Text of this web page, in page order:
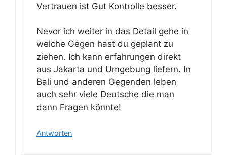
Vertrauen ist Gut Kontrolle besser.
Nevor ich weiter in das Detail gehe in
welche Gegen hast du geplant zu
ziehen. Ich kann erfahrungen direkt
aus Jakarta und Umgebung liefern. In
Bali und anderen Gegenden leben
auch sehr viele Deutsche die man
dann Fragen könnte!
Antworten